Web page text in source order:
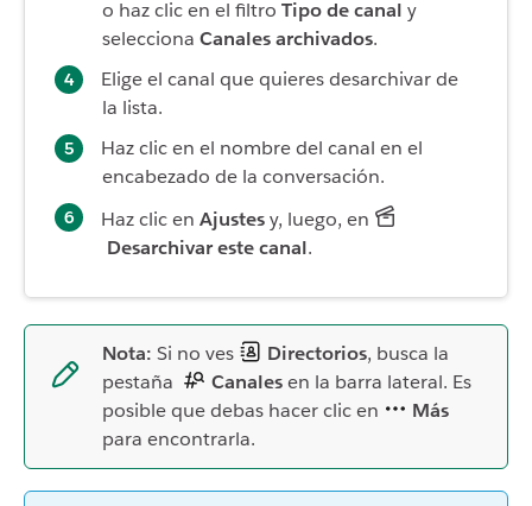
o haz clic en el filtro Tipo de canal y
selecciona Canales archivados.
Elige el canal que quieres desarchivar de
la lista.
Haz clic en el nombre del canal en el
encabezado de la conversación.
Haz clic en Ajustesy, luego, en
Desarchivar este canal.
Nota: Si no ves Directorios, busca la
pestaña
Canalesen la barra lateral. Es
posible que debas hacer clic en
Más
para encontrarla.